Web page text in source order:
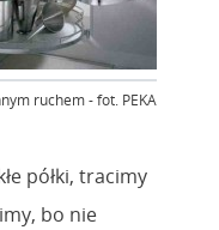
ruchem - fot. PEKA
półki, tracimy
bo nie